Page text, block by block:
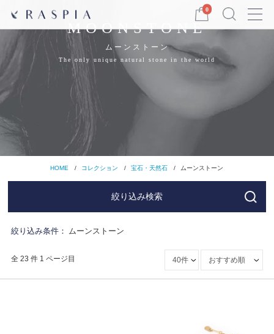
Menu
0
MOONSTONE
ムーンストーン
The only unique natural stone in the world
HOME コレクション 宝石・天然石 ムーンストーン
絞り込み検索
絞り込み条件： ムーンストーン
全 23 件 1 ページ目